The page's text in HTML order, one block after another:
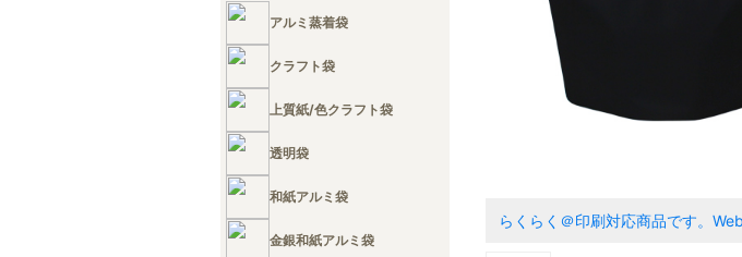
アルミ蒸着袋
クラフト袋
上質紙/色クラフト袋
透明袋
和紙アルミ袋
金銀和紙アルミ袋
らくらく＠印刷対応商品です。